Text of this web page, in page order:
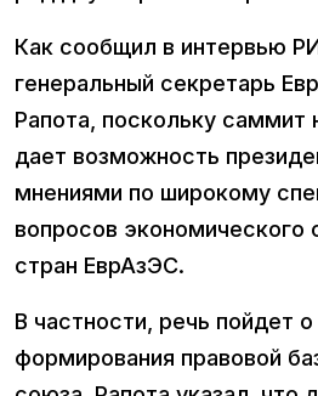
Как сообщил в интервью
генеральный секретарь
Рапота, поскольку
дает возможность
мнениями по широкому
вопросов экономического
стран ЕврАзЭС.
В частности, речь пойдет
формирования правовой